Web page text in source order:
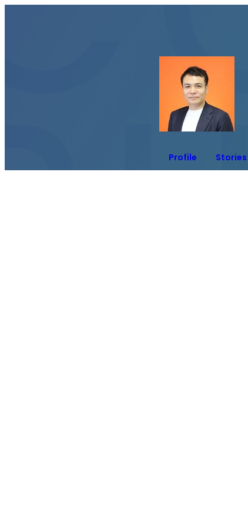
Profile Stories